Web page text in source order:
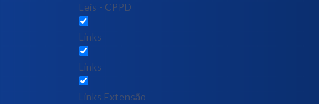
Leis - CPPD
Links
Links
Links Extensão